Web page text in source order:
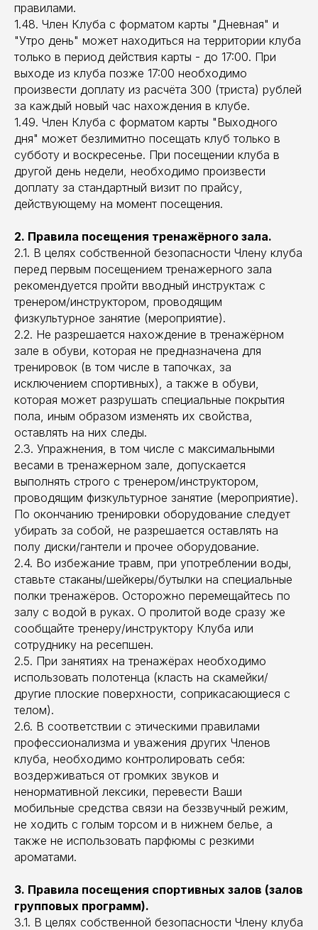
правилами.
1.48. Член Клуба с форматом карты "Дневная" и
"Утро день" может находиться на территории клуба
только в период действия карты - до 17:00. При
выходе из клуба позже 17:00 необходимо
произвести доплату из расчёта 300 (триста) рублей
за каждый новый час нахождения в клубе.
1.49. Член Клуба с форматом карты "Выходного
дня" может безлимитно посещать клуб только в
субботу и воскресенье. При посещении клуба в
другой день недели, необходимо произвести
доплату за стандартный визит по прайсу,
действующему на момент посещения.
2. Правила посещения тренажёрного зала.
2.1. В целях собственной безопасности Члену клуба
перед первым посещением тренажерного зала
рекомендуется пройти вводный инструктаж с
тренером/инструктором, проводящим
физкультурное занятие (мероприятие).
2.2. Не разрешается нахождение в тренажёрном
зале в обуви, которая не предназначена для
тренировок (в том числе в тапочках, за
исключением спортивных), а также в обуви,
которая может разрушать специальные покрытия
пола, иным образом изменять их свойства,
оставлять на них следы.
2.3. Упражнения, в том числе с максимальными
весами в тренажерном зале, допускается
выполнять строго с тренером/инструктором,
проводящим физкультурное занятие (мероприятие).
По окончанию тренировки оборудование следует
убирать за собой, не разрешается оставлять на
полу диски/гантели и прочее оборудование.
2.4. Во избежание травм, при употреблении воды,
ставьте стаканы/шейкеры/бутылки на специальные
полки тренажёров. Осторожно перемещайтесь по
залу с водой в руках. О пролитой воде сразу же
сообщайте тренеру/инструктору Клуба или
сотруднику на ресепшен.
2.5. При занятиях на тренажёрах необходимо
использовать полотенца (класть на скамейки/
другие плоские поверхности, соприкасающиеся с
телом).
2.6. В соответствии с этическими правилами
профессионализма и уважения других Членов
клуба, необходимо контролировать себя:
воздерживаться от громких звуков и
ненормативной лексики, перевести Ваши
мобильные средства связи на беззвучный режим,
не ходить с голым торсом и в нижнем белье, а
также не использовать парфюмы с резкими
ароматами.
3. Правила посещения спортивных залов (залов
групповых программ).
3.1. В целях собственной безопасности Члену клуба